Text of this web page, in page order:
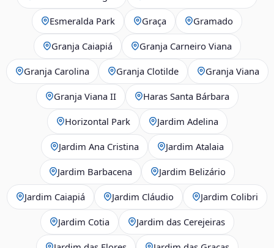
Esmeralda Park Graça Gramado
Granja Caiapiá Granja Carneiro Viana
Granja Carolina Granja Clotilde Granja Viana
Granja Viana II Haras Santa Bárbara
Horizontal Park Jardim Adelina
Jardim Ana Cristina Jardim Atalaia
Jardim Barbacena Jardim Belizário
Jardim Caiapiá Jardim Cláudio Jardim Colibri
Jardim Cotia Jardim das Cerejeiras